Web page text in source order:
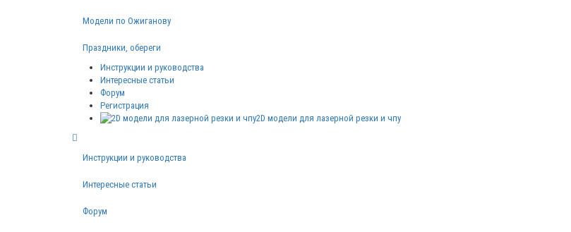
Модели по Ожиганову
Праздники, обереги
Инструкции и руководства
Интересные статьи
Форум
Регистрация
2D модели для лазерной резки и чпу
Инструкции и руководства
Интересные статьи
Форум